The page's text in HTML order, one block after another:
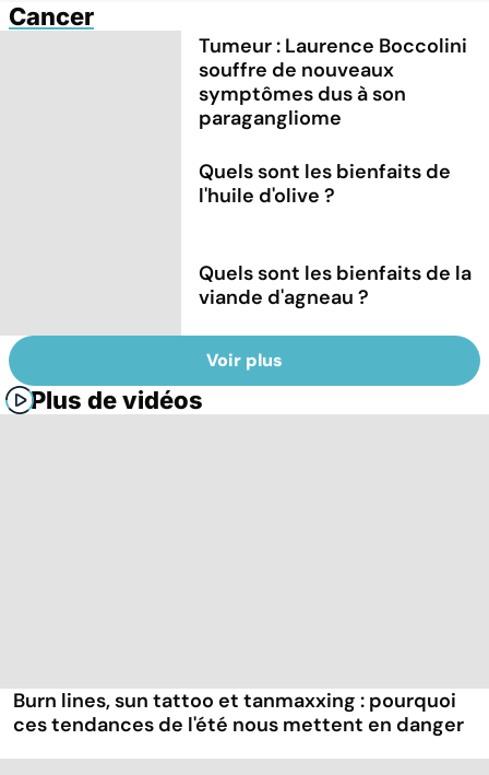
Cancer
Tumeur : Laurence Boccolini
souffre de nouveaux
symptômes dus à son
paragangliome
Quels sont les bienfaits de
l'huile d'olive ?
Quels sont les bienfaits de la
viande d'agneau ?
Voir plus
Plus de vidéos
Burn lines, sun tattoo et tanmaxxing : pourquoi
ces tendances de l'été nous mettent en danger